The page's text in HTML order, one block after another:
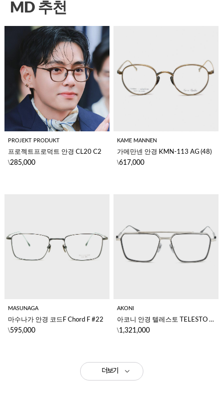
MD 추천
PROJEKT PRODUKT
프로젝트프로덕트 안경 CL20 C2
\285,000
KAME MANNEN
가메만넨 안경 KMN-113 AG (48)
\617,000
MASUNAGA
마수나가 안경 코드F Chord F #22
\595,000
AKONI
아코니 안경 텔레스토 TELESTO AKX-523C-56
\1,321,000
더보기